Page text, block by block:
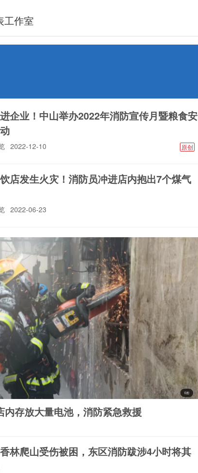
工作室
企业！中山举办2022年消防宣传月暨粮食安
原创
2022-12-10
店发生火灾！消防员冲进店内抱出7个煤气
2022-06-23
0图
存放大量电池，消防紧急救援
林爬山受伤被困，东区消防跋涉4小时将其